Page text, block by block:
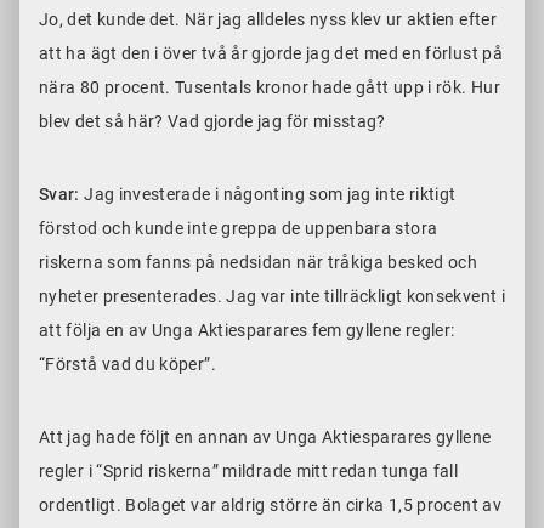
Jo, det kunde det. När jag alldeles nyss klev ur aktien efter
att ha ägt den i över två år gjorde jag det med en förlust på
nära 80 procent. Tusentals kronor hade gått upp i rök. Hur
blev det så här? Vad gjorde jag för misstag?
Svar: Jag investerade i någonting som jag inte riktigt
förstod och kunde inte greppa de uppenbara stora
riskerna som fanns på nedsidan när tråkiga besked och
nyheter presenterades. Jag var inte tillräckligt konsekvent i
att följa en av Unga Aktiesparares fem gyllene regler:
“Förstå vad du köper”.
Att jag hade följt en annan av Unga Aktiesparares gyllene
regler i “Sprid riskerna” mildrade mitt redan tunga fall
ordentligt. Bolaget var aldrig större än cirka 1,5 procent av